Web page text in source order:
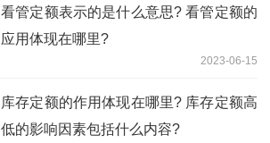
看管定额表示的是什么意思? 看管定额的
应用体现在哪里?
2023-06-15
库存定额的作用体现在哪里? 库存定额高
低的影响因素包括什么内容?